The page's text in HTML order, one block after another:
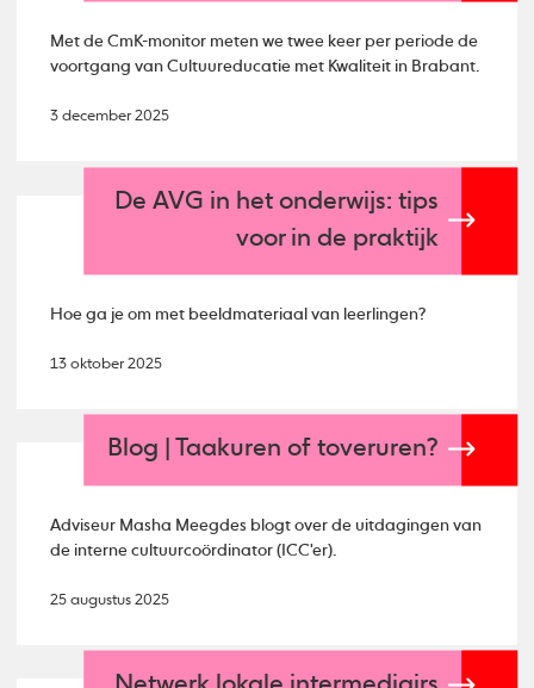
Met de CmK-monitor meten we twee keer per periode de
voortgang van Cultuureducatie met Kwaliteit in Brabant.
3 december 2025
De AVG in het onderwijs: tips
voor in de praktijk
Hoe ga je om met beeldmateriaal van leerlingen?
13 oktober 2025
Blog | Taakuren of toveruren?
Adviseur Masha Meegdes blogt over de uitdagingen van
de interne cultuurcoördinator (ICC'er).
25 augustus 2025